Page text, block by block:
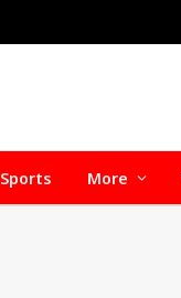
Sports More